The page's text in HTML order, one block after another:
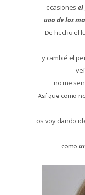
ocasiones el
uno de los
De hecho el
y cambié el
no me
Así que como
os voy dando
como